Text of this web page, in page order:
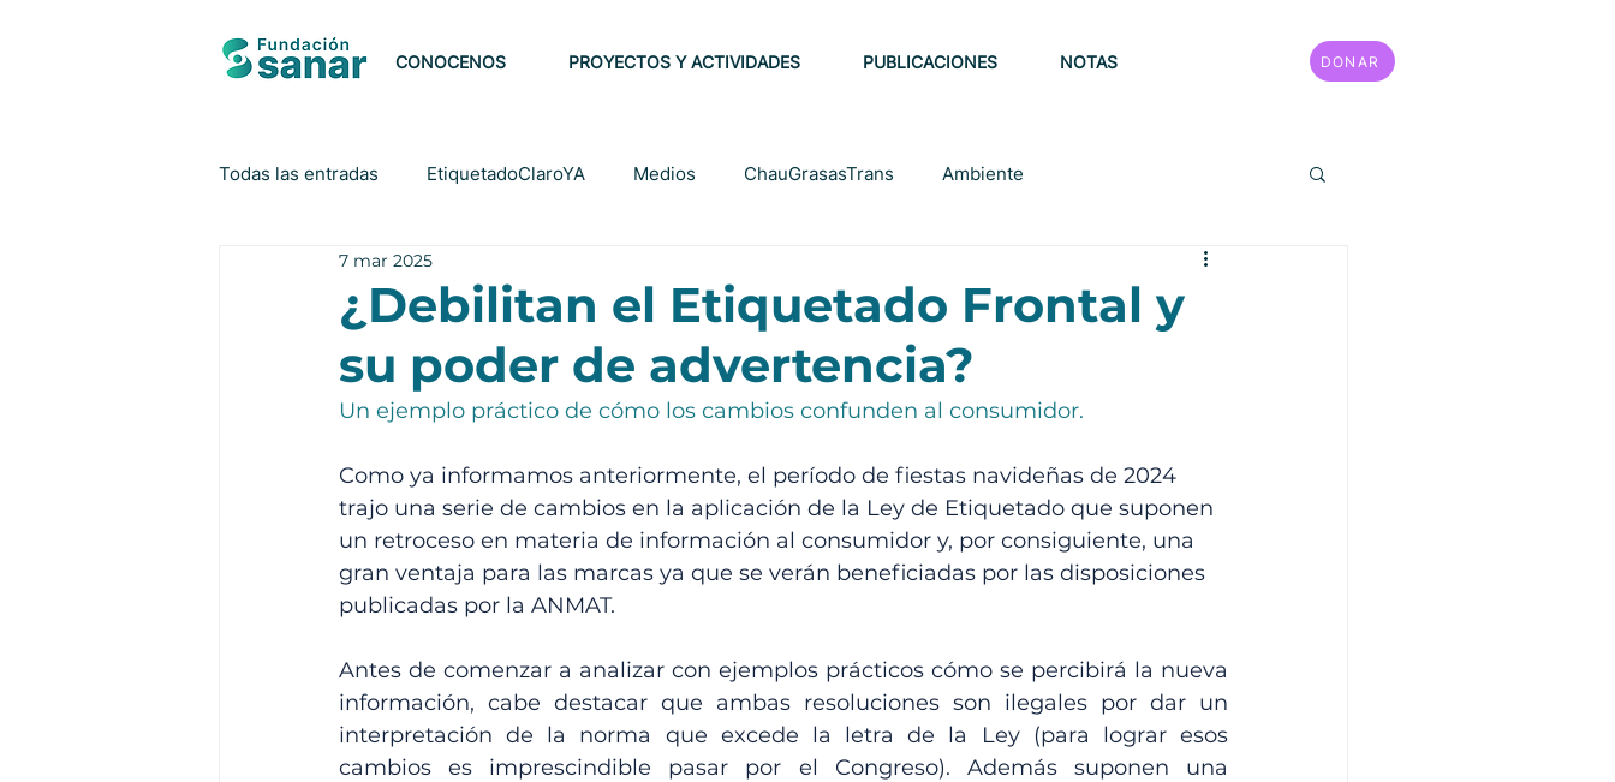
CONOCENOS PROYECTOS Y ACTIVIDADES PUBLICACIONES NOTAS DONAR
Todas las entradas EtiquetadoClaroYA Medios ChauGrasasTrans Ambiente
Plataforma Socioambiental
Interferencia de la industria Alimentación Saludable
¿Debilitan el Etiquetado Frontal y
su poder de advertencia?
7 mar 2025
Un ejemplo práctico de cómo los cambios confunden al consumidor.
Como ya informamos anteriormente, el período de fiestas navideñas de 2024
trajo una serie de cambios en la aplicación de la Ley de Etiquetado que suponen
un retroceso en materia de información al consumidor y, por consiguiente, una
gran ventaja para las marcas ya que se verán beneficiadas por las disposiciones
publicadas por la ANMAT.
Antes de comenzar a analizar con ejemplos prácticos cómo se percibirá la nueva
información, cabe destacar que ambas resoluciones son ilegales por dar un
interpretación de la norma que excede la letra de la Ley (para lograr esos
cambios es imprescindible pasar por el Congreso). Además suponen una